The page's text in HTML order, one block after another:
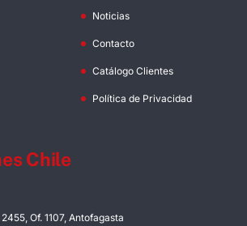
Noticias
Contacto
Catálogo Clientes
Política de Privacidad
Chile
Of. 1107, Antofagasta